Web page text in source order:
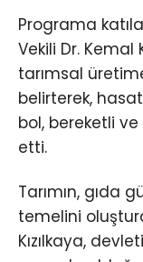
Programa
Vekili Dr. Kemal
tarımsal
belirterek,
bol, bereketli
etti.
Tarımın, gıda
temelini
Kızılkaya,